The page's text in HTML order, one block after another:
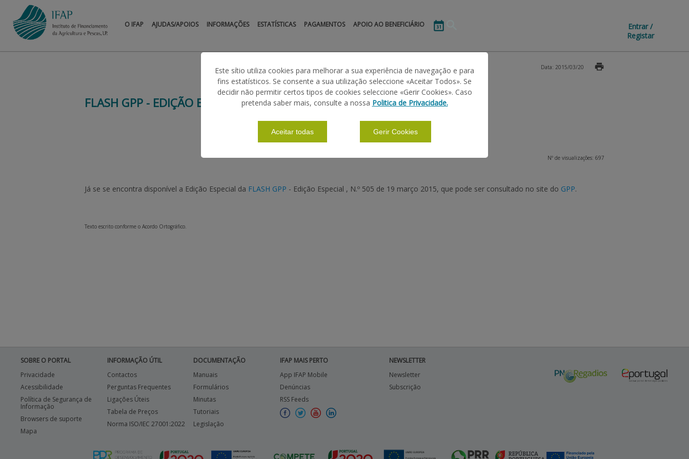
O IFAP AJUDAS/APOIOS INFORMAÇÕES ESTATÍSTICAS PAGAMENTOS APOIO AO BENEFICIÁRIO
Entrar /
Registar
FLASH GPP - EDIÇÃO ESPECIAL
Data: 2015/03/20
Nº de visualizações: 697
Já se se encontra disponível a Edição Especial da FLASH GPP - Edição Especial , N.º 505 de 19 março 2015, que pode ser consultado no site do GPP.
Texto escrito conforme o Acordo Ortográfico.
SOBRE O PORTAL
Privacidade
Acessibilidade
Política de Segurança de
Informação
Browsers de suporte
Mapa
INFORMAÇÃO ÚTIL
Contactos
Perguntas Frequentes
Ligações Úteis
Tabela de Preços
Norma ISO/IEC 27001:2022
DOCUMENTAÇÃO
Manuais
Formulários
Minutas
Tutoriais
Legislação
IFAP MAIS PERTO
App IFAP Mobile
Denúncias
RSS Feeds
NEWSLETTER
Newsletter
Subscrição
Este sítio utiliza cookies para melhorar a sua experiência de navegação e para
fins estatísticos. Se consente a sua utilização seleccione «Aceitar Todos». Se
decidir não permitir certos tipos de cookies seleccione «Gerir Cookies». Caso
pretenda saber mais, consulte a nossa Politica de Privacidade.
Aceitar todas Gerir Cookies